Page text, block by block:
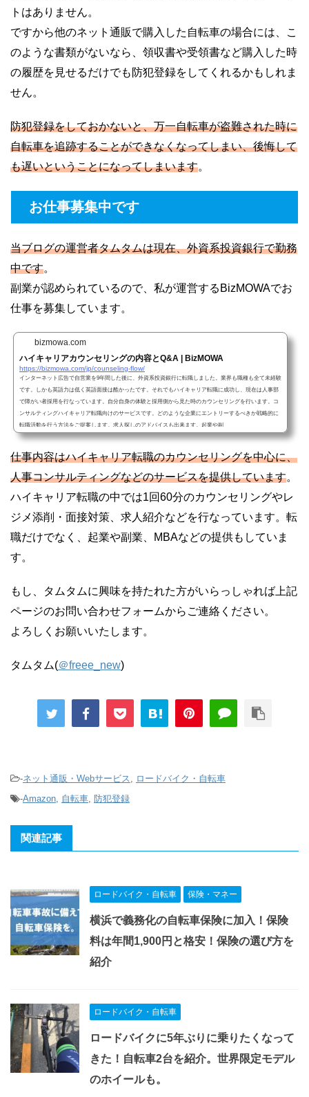
トはありません。
ですから他のネット通販で購入した自転車の場合には、こ
のような書類がないなら、領収書や受領書など購入した時
の履歴を見せるだけでも防犯登録をしてくれるかもしれま
せん。
防犯登録をしておかないと、万一自転車が盗難された時に
自転車を追跡することができなくなってしまい、後悔して
も遅いということになってしまいます。
お仕事募集中です
当ブログの運営者タムタムは現在、外資系投資銀行で勤務
中です。
副業が認められているので、私が運営するBizMOWAでお
仕事を募集しています。
bizmowa.com
ハイキャリアカウンセリングの内容とQ&A | BizMOWA
https://bizmowa.com/jp/counseling-flow/
インターネット広告で自営業を9年間した後に、外資系投資銀行に転職しました。業界も職種も全て未経験
です。しかも英語力は低く英語面接は酷かったです。それでもハイキャリア転職に成功し、現在は人事部
で障がい者採用を行なっています。自分自身の体験と採用側から見た時のカウンセリングを行います。コ
ンサルティングハイキャリア転職向けのサービスです。どのような企業にエントリーするべきか戦略的に
転職活動を行う方法をご提案します。求人探しのアドバイスも出来ます。起業や副
仕事内容はハイキャリア転職のカウンセリングを中心に、
人事コンサルティングなどのサービスを提供しています。
ハイキャリア転職の中では1回60分のカウンセリングやレ
ジメ添削・面接対策、求人紹介などを行なっています。転
職だけでなく、起業や副業、MBAなどの提供もしていま
す。
もし、タムタムに興味を持たれた方がいらっしゃれば上記
ページのお問い合わせフォームからご連絡ください。
よろしくお願いいたします。
タムタム(＠freee_new)
-ネット通販・Webサービス, ロードバイク・自転車
-Amazon, 自転車, 防犯登録
関連記事
ロードバイク・自転車 保険・マネー
横浜で義務化の自転車保険に加入！保険
料は年間1,900円と格安！保険の選び方を
紹介
ロードバイク・自転車
ロードバイクに5年ぶりに乗りたくなって
きた！自転車2台を紹介。世界限定モデル
のホイールも。